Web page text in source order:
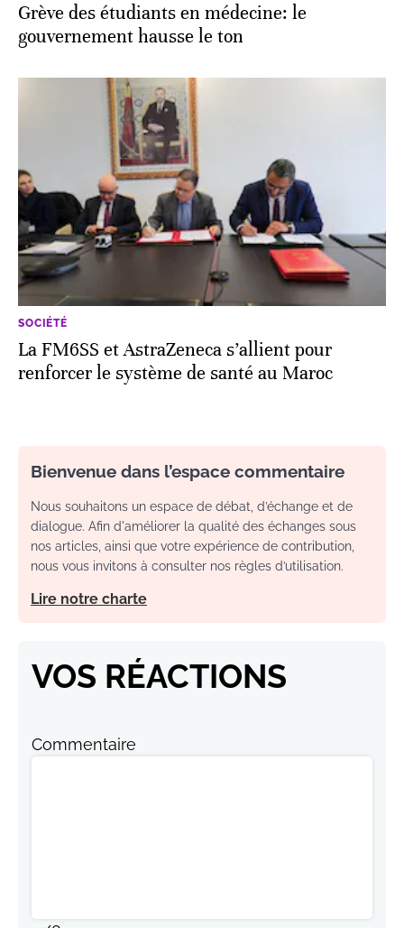
Grève des étudiants en médecine: le
gouvernement hausse le ton
SOCIÉTÉ
La FM6SS et AstraZeneca s’allient pour
renforcer le système de santé au Maroc
Bienvenue dans l’espace commentaire
Nous souhaitons un espace de débat, d’échange et de
dialogue. Afin d'améliorer la qualité des échanges sous
nos articles, ainsi que votre expérience de contribution,
nous vous invitons à consulter nos règles d’utilisation.
Lire notre charte
VOS RÉACTIONS
Commentaire